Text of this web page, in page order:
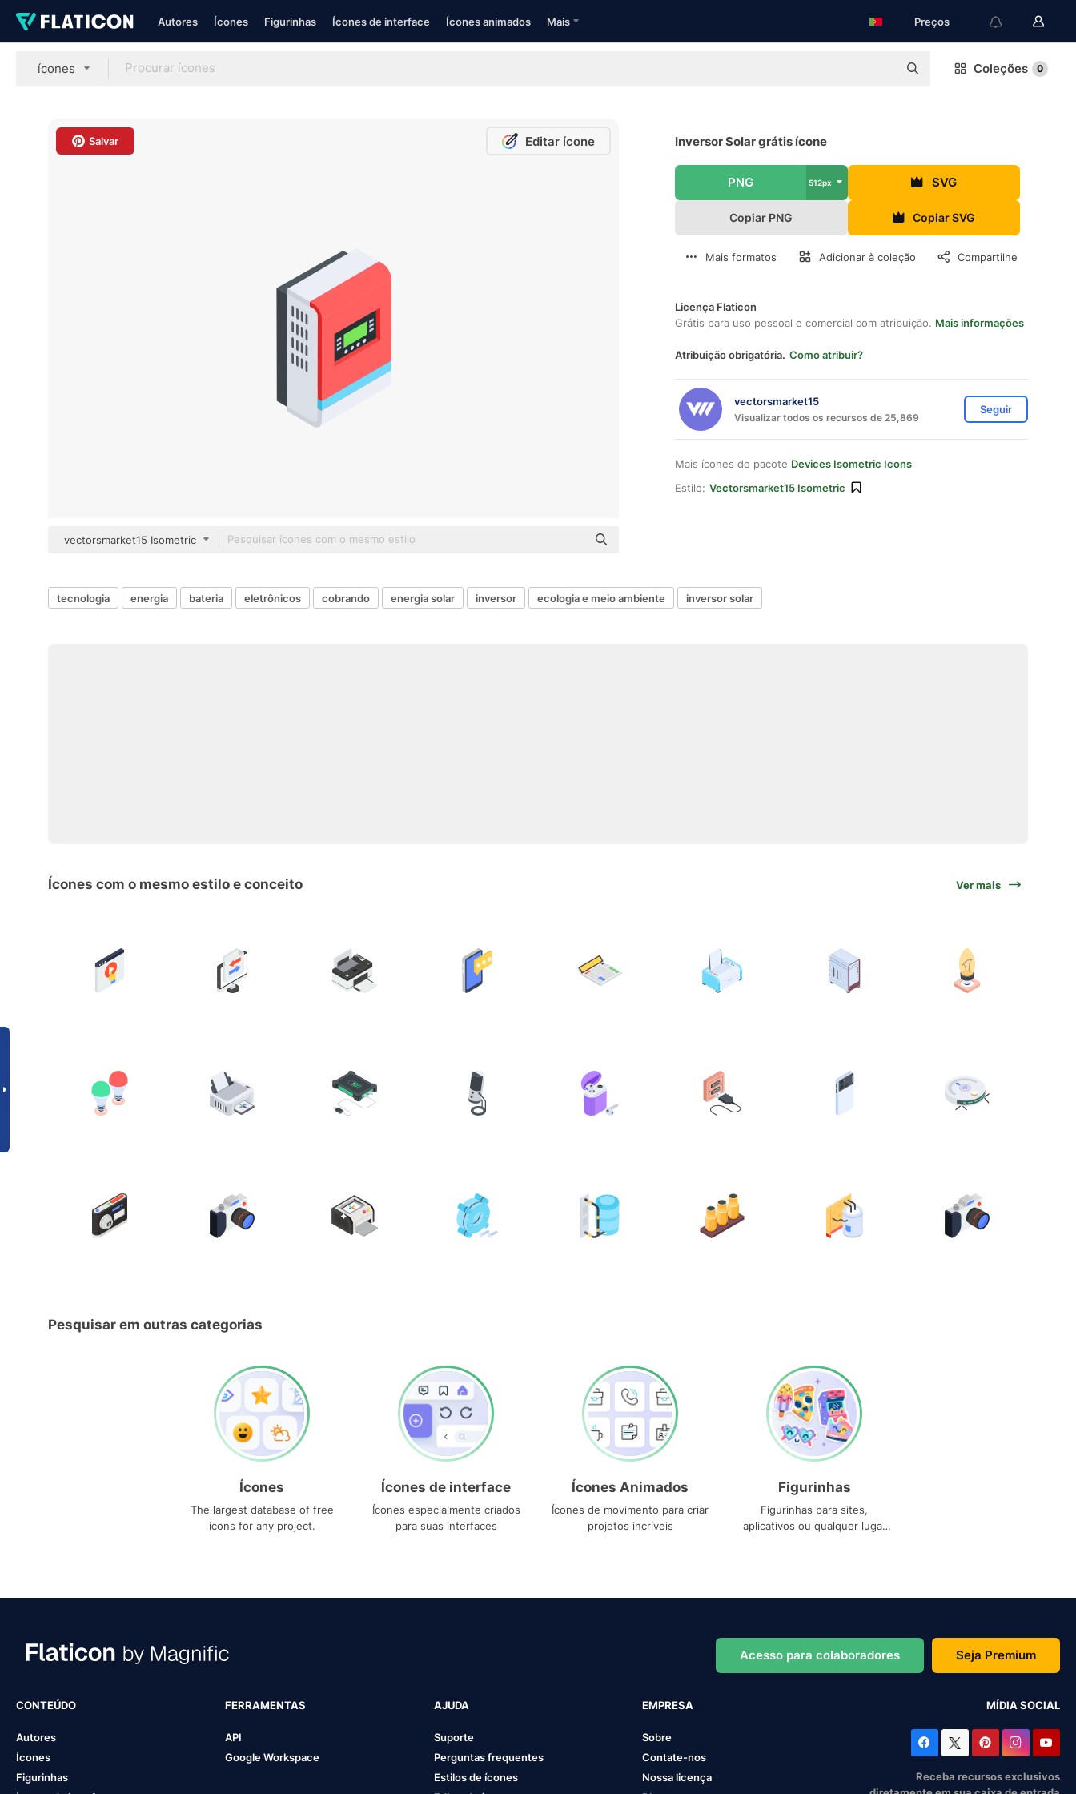
Autores Ícones Figurinhas Ícones de interface Ícones animados Mais Preços
ícones Coleções 0
Salvar Editar ícone
vectorsmarket15 Isometric
Inversor Solar grátis ícone
PNG 512px SVG
Copiar PNG Copiar SVG
Mais formatos Adicionar à coleção Compartilhe
Licença Flaticon
Grátis para uso pessoal e comercial com atribuição. Mais informações
Atribuição obrigatória. Como atribuir?
vectorsmarket15
Visualizar todos os recursos de 25,869
Seguir
Mais ícones do pacote Devices Isometric Icons
Estilo: Vectorsmarket15 Isometric
tecnologia energia bateria eletrônicos cobrando energia solar inversor ecologia e meio ambiente inversor solar
Ícones com o mesmo estilo e conceito Ver mais
Pesquisar em outras categorias
Ícones
The largest database of free
icons for any project.
Ícones de interface
Ícones especialmente criados
para suas interfaces
Ícones Animados
Ícones de movimento para criar
projetos incríveis
Figurinhas
Figurinhas para sites,
aplicativos ou qualquer lugar
Acesso para colaboradores Seja Premium
CONTEÚDO
Autores
Ícones
Figurinhas
FERRAMENTAS
API
Google Workspace
AJUDA
Suporte
Perguntas frequentes
Estilos de ícones
EMPRESA
Sobre
Contate-nos
Nossa licença
MÍDIA SOCIAL
Receba recursos exclusivos